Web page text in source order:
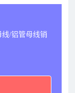
/铝管母线销